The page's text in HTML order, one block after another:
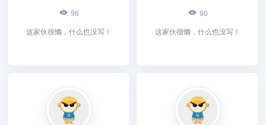
96
这家伙很懒，什么也没写！
90
这家伙很懒，什么也没写！